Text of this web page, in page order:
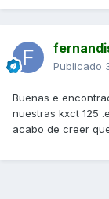
Publicado
Buenas e
nuestras kxct 125
acabo de creer